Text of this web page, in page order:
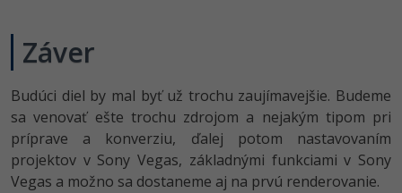
Záver
Budúci diel by mal byť už trochu zaujímavejšie. Budeme
sa venovať ešte trochu zdrojom a nejakým tipom pri
príprave a konverziu, ďalej potom nastavovaním
projektov v Sony Vegas, základnými funkciami v Sony
Vegas a možno sa dostaneme aj na prvú renderovanie.